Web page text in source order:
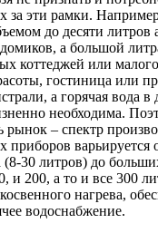
за эти рамки.
до десяти литров
а большой
коттеджей или
гостиница или
а горячая вода в
необходима.
рынок – спектр
приборов варьируется
30 литров) до
и 200, а то и все 300
нагрева,
водоснабжение.